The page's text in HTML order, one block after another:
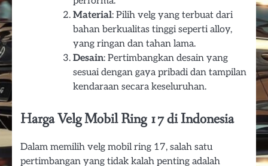
Material: Pilih velg yang terbuat dari
bahan berkualitas tinggi seperti alloy,
yang ringan dan tahan lama.
Desain: Pertimbangkan desain yang
sesuai dengan gaya pribadi dan tampilan
kendaraan secara keseluruhan.
Harga Velg Mobil Ring 17 di Indonesia
Dalam memilih velg mobil ring 17, salah satu
pertimbangan yang tidak kalah penting adalah